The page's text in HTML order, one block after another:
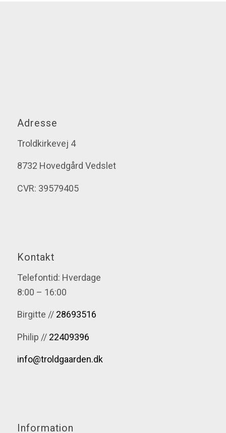
Adresse
Troldkirkevej 4
8732 Hovedgård Vedslet
CVR: 39579405
Kontakt
Telefontid: Hverdage
8:00 – 16:00
Birgitte // 28693516
Philip // 22409396
info@troldgaarden.dk
Information